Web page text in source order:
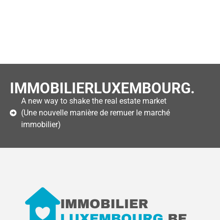
IMMOBILIERLUXEMBOURG.
A new way to shake the real estate market
(Une nouvelle manière de remuer le marché
immobilier)